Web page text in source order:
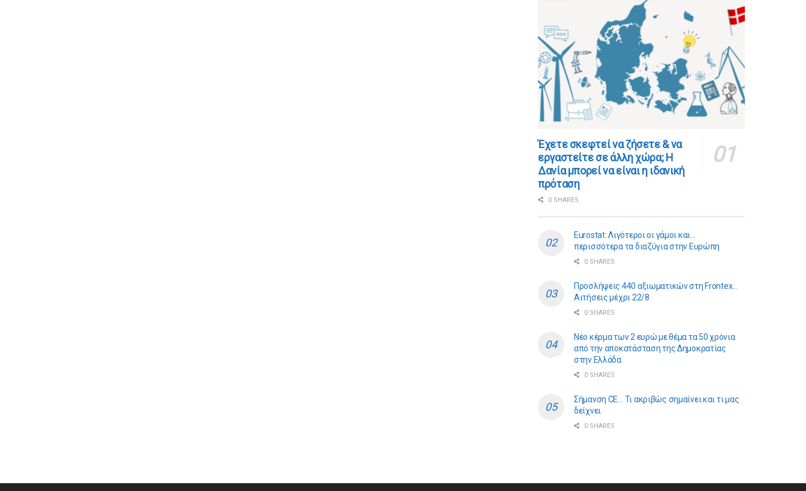
​​Έχετε σκεφτεί να ζήσετε & να
εργαστείτε σε άλλη χώρα; Η
Δανία μπορεί να είναι η ιδανική
πρόταση
0 SHARES
Eurostat: Λιγότεροι οι γάμοι και…
περισσότερα τα διαζύγια στην Ευρώπη
0 SHARES
Προσλήψεις 440 αξιωματικών στη Frontex…
Αιτήσεις μέχρι 22/8
0 SHARES
Νέο κέρμα των 2 ευρώ με θέμα τα 50 χρόνια
από την αποκατάσταση της Δημοκρατίας
στην Ελλάδα
0 SHARES
Σήμανση CE… Τι ακριβώς σημαίνει και τι μας
δείχνει
0 SHARES